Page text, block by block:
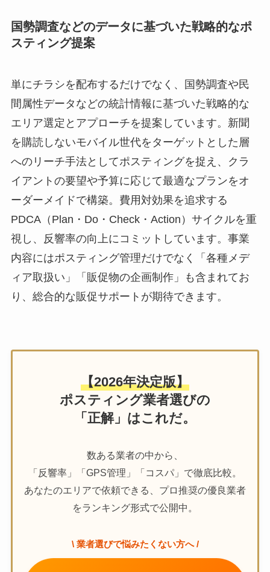
国勢調査などのデータに基づいた戦略的なポ
スティング提案
単にチラシを配布するだけでなく、国勢調査や民
間属性データなどの統計情報に基づいた戦略的な
エリア選定とアプローチを提案しています。新聞
を購読しないモバイル世代をターゲットとした層
へのリーチ手法としてポスティングを捉え、クラ
イアントの要望や予算に応じて最適なプランをオ
ーダーメイドで構築。費用対効果を追求する
PDCA（Plan・Do・Check・Action）サイクルを重
視し、反響率の向上にコミットしています。事業
内容にはポスティング管理だけでなく「各種メデ
ィア取扱い」「販促物の企画制作」も含まれてお
り、総合的な販促サポートが期待できます。
【2026年決定版】
ポスティング業者選びの
「正解」はこれだ。
数ある業者の中から、
「反響率」「GPS管理」「コスパ」で徹底比較。
あなたのエリアで依頼できる、プロ推奨の優良業者
をランキング形式で公開中。
\ 業者選びで悩みたくない方へ /